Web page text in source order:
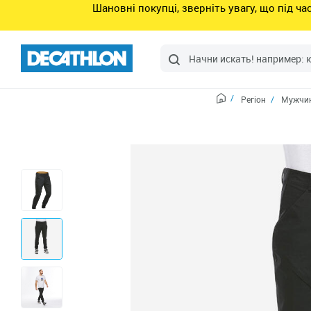
Шановні покупці, зверніть увагу, що під
Регіон